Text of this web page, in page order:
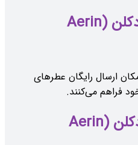
ارسال رایگان عطر و ادکلن (Aerin
ارسال رایگان عطرهای
فراهم می‌کنند.
اجزای اصلی عطر و ادکلن (Aerin